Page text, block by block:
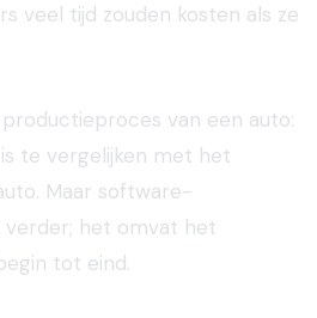
veel tijd zouden kosten als ze
van een auto:
te vergelijken met het
Maar software-
verder; het omvat het
tot eind.